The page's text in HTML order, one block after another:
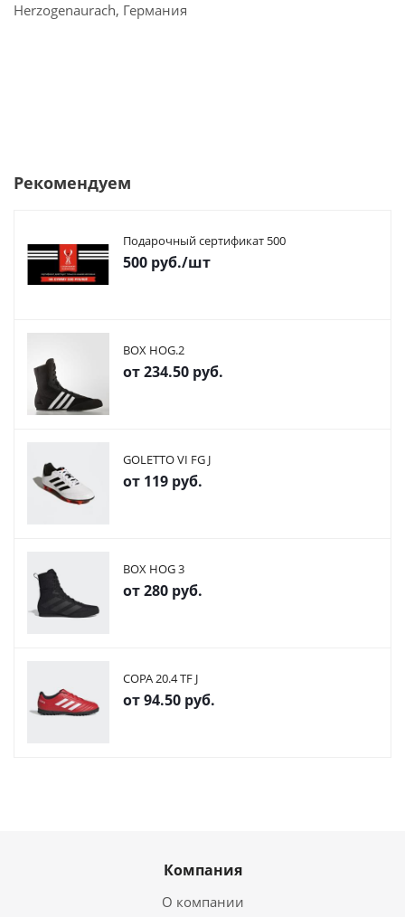
Herzogenaurach, Германия
Рекомендуем
Подарочный сертификат 500
500 руб./шт
BOX HOG.2
от234.50 руб.
GOLETTO VI FG J
от 119 руб.
BOX HOG 3
от280 руб.
COPA 20.4 TF J
от94.50 руб.
Компания
О компании